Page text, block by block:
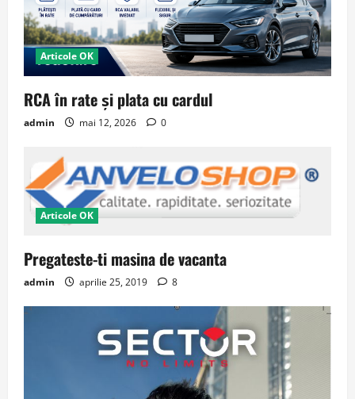
Articole OK
RCA în rate și plata cu cardul
admin mai 12, 2026 0
Articole OK
Pregateste-ti masina de vacanta
admin aprilie 25, 2019 8